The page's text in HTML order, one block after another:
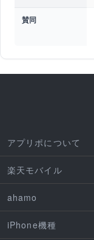
賛同
アプリポについて
楽天モバイル
ahamo
iPhone機種